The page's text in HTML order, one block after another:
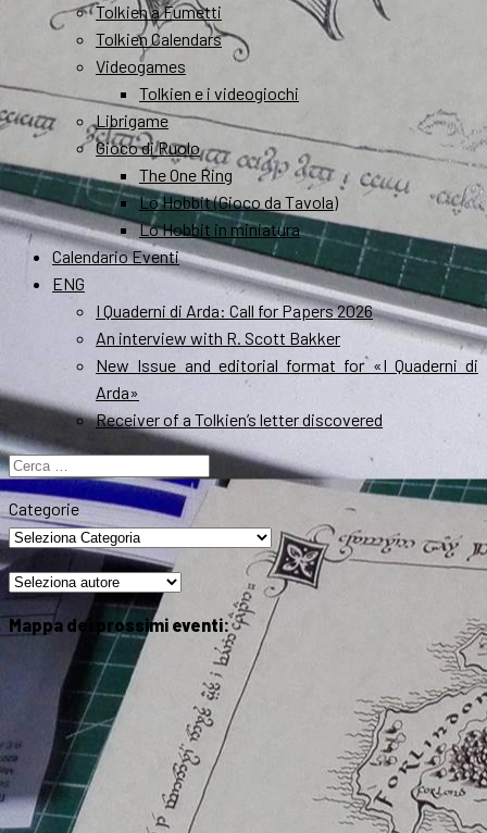
Tolkien a Fumetti
Tolkien Calendars
Videogames
Tolkien e i videogiochi
Librigame
Gioco di Ruolo
The One Ring
Lo Hobbit (Gioco da Tavola)
Lo Hobbit in miniatura
Calendario Eventi
ENG
I Quaderni di Arda: Call for Papers 2026
An interview with R. Scott Bakker
New Issue and editorial format for «I Quaderni di
Arda»
Receiver of a Tolkien’s letter discovered
Ricerca
per:
Categorie
Mappa dei prossimi eventi: